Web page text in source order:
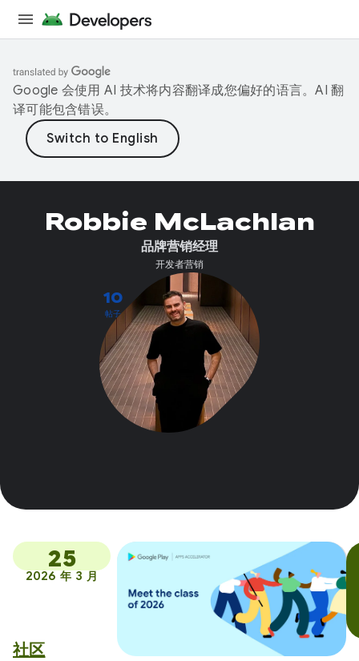
Google 会使用 AI 技术将内容翻译成您偏好的语言。AI 翻
译可能包含错误。
10
帖子
Robbie McLachlan
品牌营销经理
开发者营销
25
2026 年 3 月
社区